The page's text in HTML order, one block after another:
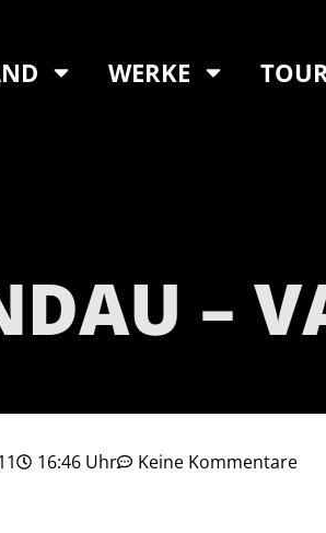
WERKE
–
16:46 Uhr Keine Kommentare